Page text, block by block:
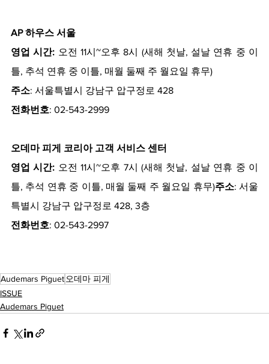
AP 하우스 서울
영업 시간: 오전 11시~오후 8시 (새해 첫날, 설날 연휴 중 이
틀, 추석 연휴 중 이틀, 매월 둘째 주 월요일 휴무)
주소: 서울특별시 강남구 압구정로 428
전화번호: 02-543-2999
오데마 피게 코리아 고객 서비스 센터
영업 시간: 오전 11시~오후 7시 (새해 첫날, 설날 연휴 중 이
틀, 추석 연휴 중 이틀, 매월 둘째 주 월요일 휴무)주소: 서울
특별시 강남구 압구정로 428, 3층
전화번호: 02-543-2997
Audemars Piguet 오데마 피게
ISSUE
Audemars Piguet